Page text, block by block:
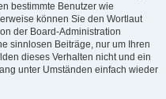
bestimmte Benutzer wie
können Sie den Wortlaut
der Board-Administration
sinnlosen Beiträge, nur um Ihren
dieses Verhalten nicht und ein
unter Umständen einfach wieder